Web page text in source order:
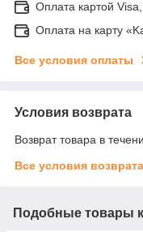
Оплата картой
Оплата на карту
Все условия оплаты
Условия возврата
Возврат товара в
Все условия возврата
Подобные товары